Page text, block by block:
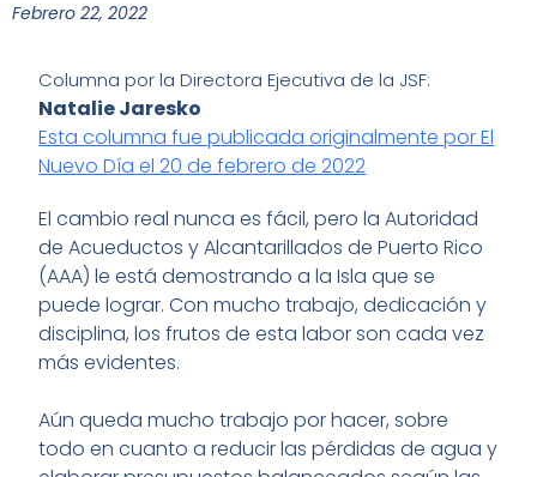
Febrero 22, 2022
Columna por la Directora Ejecutiva de la JSF:
Natalie Jaresko
Esta columna fue publicada originalmente por El
Nuevo Día el 20 de febrero de 2022
El cambio real nunca es fácil, pero la Autoridad
de Acueductos y Alcantarillados de Puerto Rico
(AAA) le está demostrando a la Isla que se
puede lograr. Con mucho trabajo, dedicación y
disciplina, los frutos de esta labor son cada vez
más evidentes.
Aún queda mucho trabajo por hacer, sobre
todo en cuanto a reducir las pérdidas de agua y